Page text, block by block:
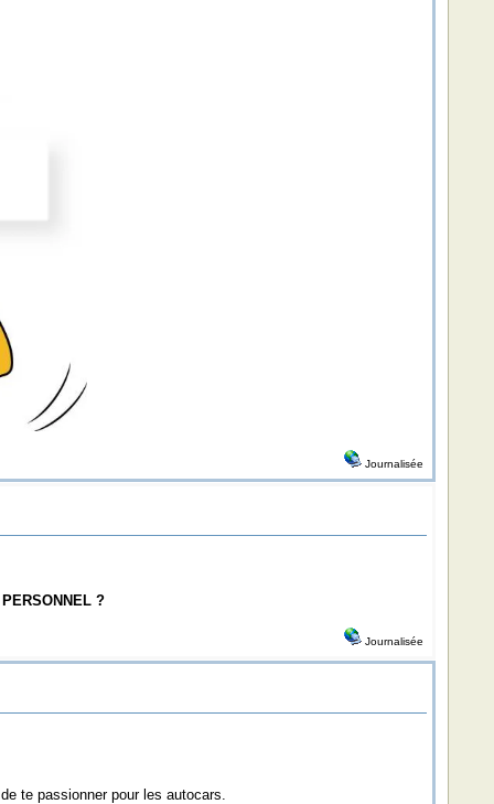
Journalisée
?
Journalisée
te passionner pour les autocars.